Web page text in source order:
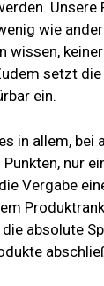
Unsere
wie
wissen,
setzt
ein.
in allem, bei
nur
Vergabe
absolute